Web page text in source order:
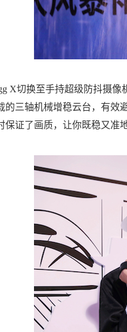
X切换至手持超级防抖摄
的三轴机械增稳云台，有效
保证了画质，让你既稳又准